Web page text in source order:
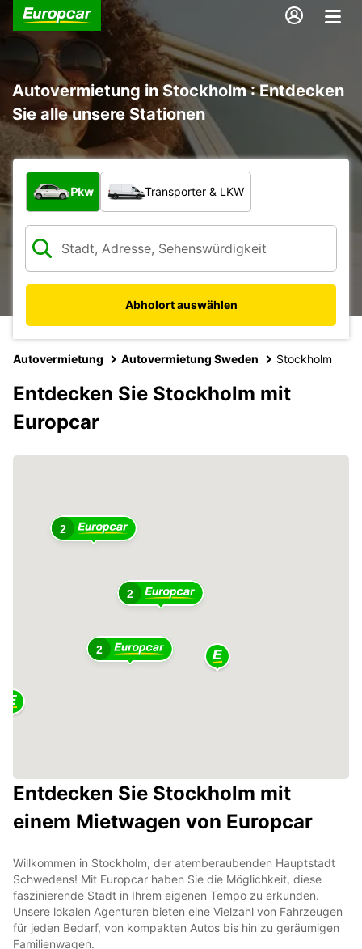
Autovermietung in Stockholm : Entdecken
Sie alle unsere Stationen
Welche Art von Fahrzeug?
Pkw Transporter & LKW
Abholort auswählen
Autovermietung Autovermietung Sweden Stockholm
Entdecken Sie Stockholm mit
Europcar
2
2
2
Entdecken Sie Stockholm mit
einem Mietwagen von Europcar
Willkommen in Stockholm, der atemberaubenden Hauptstadt
Schwedens! Mit Europcar haben Sie die Möglichkeit, diese
faszinierende Stadt in Ihrem eigenen Tempo zu erkunden.
Unsere lokalen Agenturen bieten eine Vielzahl von Fahrzeugen
für jeden Bedarf, von kompakten Autos bis hin zu geräumigen
Familienwagen.